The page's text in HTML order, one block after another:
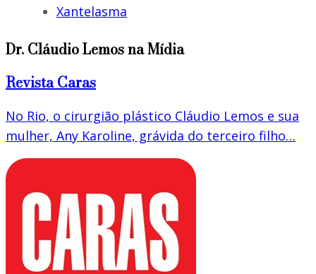
Xantelasma
Dr. Cláudio Lemos na Mídia
Revista Caras
No Rio, o cirurgião plástico Cláudio Lemos e sua
mulher, Any Karoline, grávida do terceiro filho…